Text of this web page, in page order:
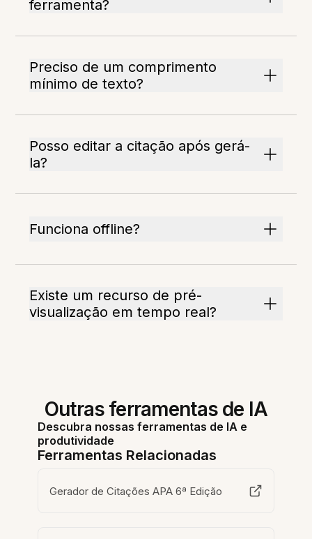
ferramenta?
Preciso de um comprimento
mínimo de texto?
Posso editar a citação após gerá-
la?
Funciona offline?
Existe um recurso de pré-
visualização em tempo real?
Outras ferramentas de IA
Descubra nossas ferramentas de IA e
produtividade
Ferramentas Relacionadas
Gerador de Citações APA 6ª Edição